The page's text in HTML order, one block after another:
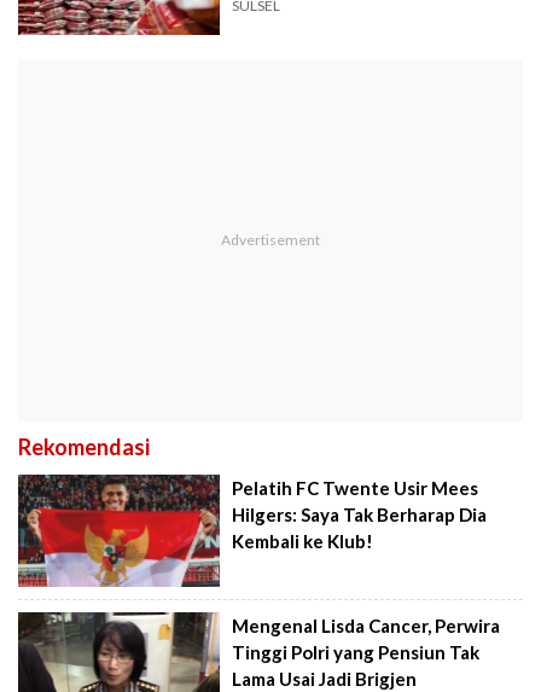
SULSEL
Rekomendasi
Pelatih FC Twente Usir Mees
Hilgers: Saya Tak Berharap Dia
Kembali ke Klub!
Mengenal Lisda Cancer, Perwira
Tinggi Polri yang Pensiun Tak
Lama Usai Jadi Brigjen